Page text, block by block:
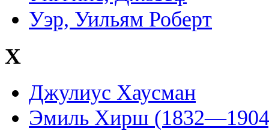
Уэр, Уильям Роберт
Х
Джулиус Хаусман
Эмиль Хирш